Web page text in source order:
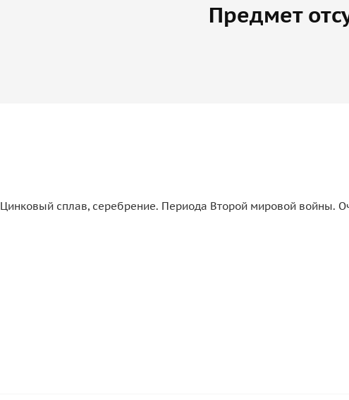
Предмет
сплав, серебрение. Периода Второй мировой войны.